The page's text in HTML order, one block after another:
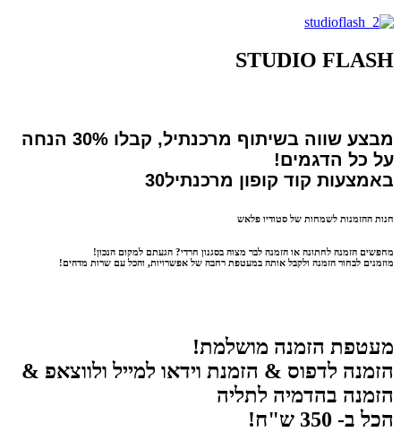
STUDIO FLASH
מבצע שווה בשיתוף מרכנתיל, קבלו 30% הנחה
על כל הדגמים!
באמצעות קוד קופון מרכנתיל30
חנות ההזמנות לשמחות של סטודיו פלאש
מחפשים הזמנה לחתונה או הזמנה לבר מצוה בסגנון חרדי? הגעתם למקום הנכון!
מוזמנים לבחור הזמנה ולקבל אותה במעטפת רחבה של אפשרויות, והכל עם שרות מדהים!
מעטפת הזמנה מושלמת!
הזמנה לדפוס & הזמנת וידאו למייל ולווצאפ &
הזמנה בהדמיה לתליה
הכל ב- 350 ש"ח
!